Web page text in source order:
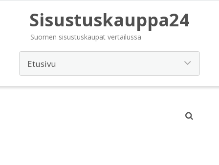
Sisustuskauppa24
Suomen sisustuskaupat vertailussa